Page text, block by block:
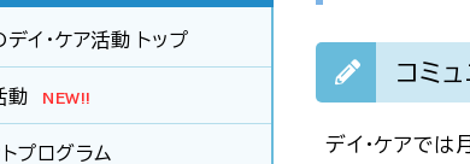
イ・ケア活動 トップ
動 NEW!!
プログラム
コミ
デイ・ケアでは